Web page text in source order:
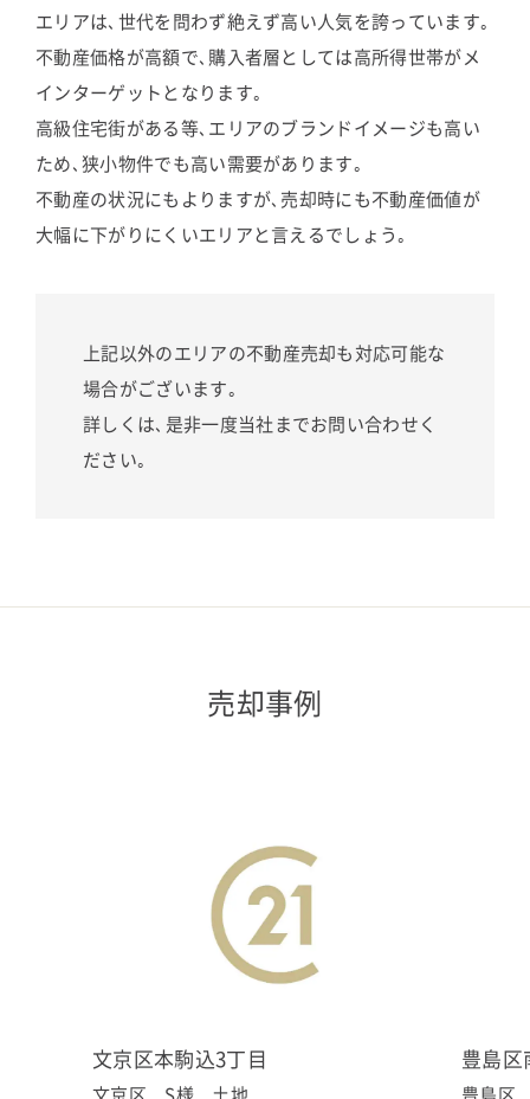
エリアは､世代を問わず絶えず高い人気を誇っています｡
不動産価格が高額で､購入者層としては高所得世帯がメ
インターゲットとなります｡
高級住宅街がある等､エリアのブランドイメージも高い
ため､狭小物件でも高い需要があります｡
不動産の状況にもよりますが､売却時にも不動産価値が
大幅に下がりにくいエリアと言えるでしょう｡
上記以外のエリアの不動産売却も対応可能な
場合がございます｡
詳しくは､是非一度当社までお問い合わせく
ださい｡
売却事例
文京区本駒込3丁目 豊島区